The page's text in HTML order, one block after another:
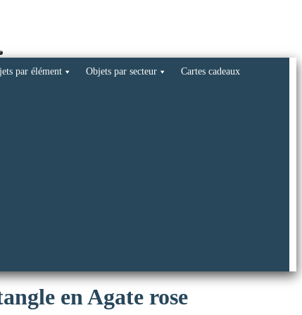
par élément Objets par secteur Cartes cadeaux
en Agate rose